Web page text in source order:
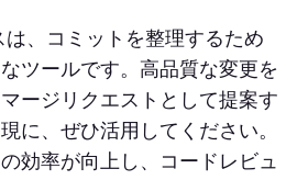
、コミットを整理するため
ツールです。高品質な変更を
ージリクエストとして提案す
に、ぜひ活用してください。
効率が向上し、コードレビュ